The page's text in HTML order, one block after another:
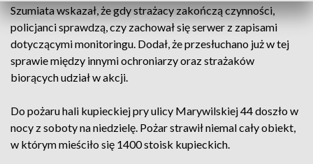
Szumiata wskazał, że gdy strażacy zakończą czynności,
policjanci sprawdzą, czy zachował się serwer z zapisami
dotyczącymi monitoringu. Dodał, że przesłuchano już w tej
sprawie między innymi ochroniarzy oraz strażaków
biorących udział w akcji.
Do pożaru hali kupieckiej pry ulicy Marywilskiej 44 doszło w
nocy z soboty na niedzielę. Pożar strawił niemal cały obiekt,
w którym mieściło się 1400 stoisk kupieckich.